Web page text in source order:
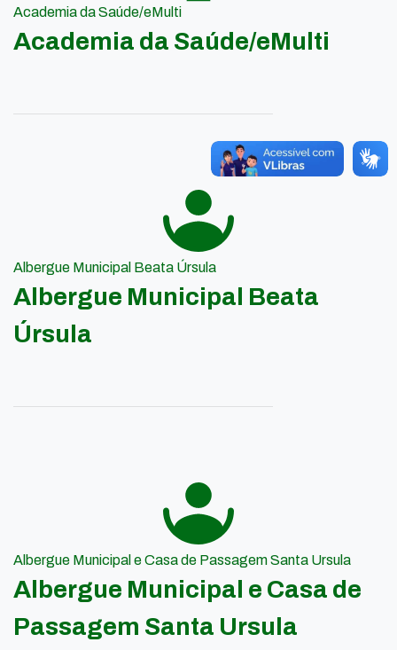
Academia da Saúde/eMulti
Academia da Saúde/eMulti
Albergue Municipal Beata Úrsula
Albergue Municipal Beata
Úrsula
Albergue Municipal e Casa de Passagem Santa Ursula
Albergue Municipal e Casa de
Passagem Santa Ursula